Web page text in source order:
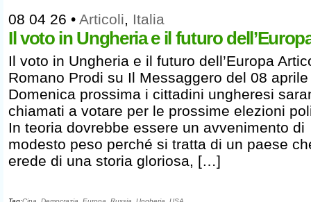
08 04 26 • Articoli, Italia
Il voto in Ungheria e il futuro
Il voto in Ungheria e il futuro dell’Europa
Romano Prodi su Il Messaggero del 08
Domenica prossima i cittadini ungheresi
chiamati a votare per le prossime elezioni
In teoria dovrebbe essere un avvenimento di
modesto peso perché si tratta di un paese
erede di una storia gloriosa, […]